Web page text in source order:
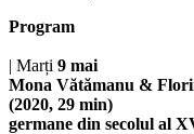
Program
| Marți 9 mai
Mona Vătămanu &
(2020, 29 min)
germane din secolul al